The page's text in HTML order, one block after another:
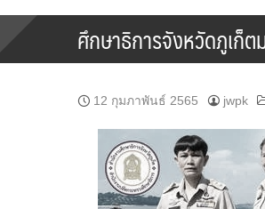
ศึกษาธิการจังหวัดภูเก็
12 กุมภาพันธ์ 2565 jwpk